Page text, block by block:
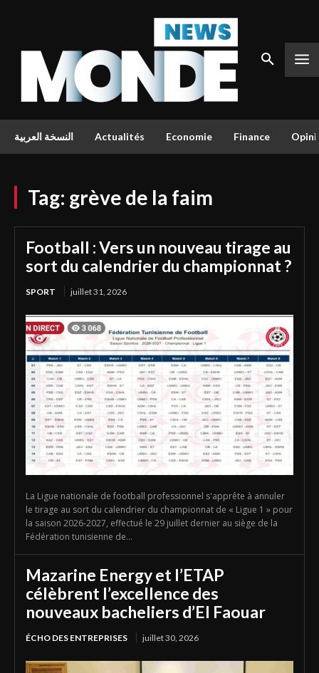
النسخة العربية Actualités Economie Finance
Tag: grève de la faim
Football : Vers un nouveau tirage au
sort du calendrier du championnat ?
SPORT juillet 31, 2026
La Ligue nationale de football professionnel s'apprête à annuler
le tirage au sort du calendrier du championnat de « Ligue 1 » pour
la saison 2026-2027, effectué le 29 juillet dernier au siège de la
Fédération tunisienne de...
Mazarine Energy et l’ETAP
célèbrent l’excellence des
nouveaux bacheliers d’El Faouar
ÉCHO DES ENTREPRISES juillet 30, 2026